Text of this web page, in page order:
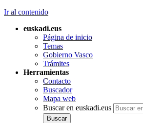
Ir al contenido
euskadi.eus
Página de inicio
Temas
Gobierno Vasco
Trámites
Herramientas
Contacto
Buscador
Mapa web
Buscar en euskadi.eus